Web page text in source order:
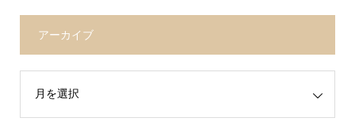
アーカイブ